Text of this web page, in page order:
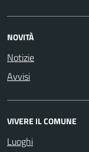
NOVITÀ
Notizie
Avvisi
VIVERE IL COMUNE
Luoghi